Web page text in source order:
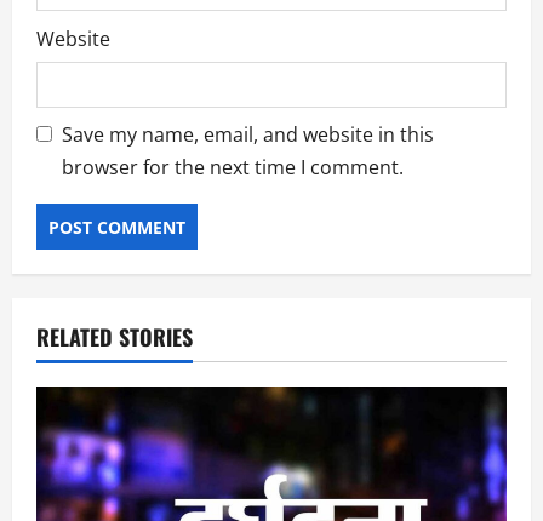
Website
Save my name, email, and website in this
browser for the next time I comment.
RELATED STORIES